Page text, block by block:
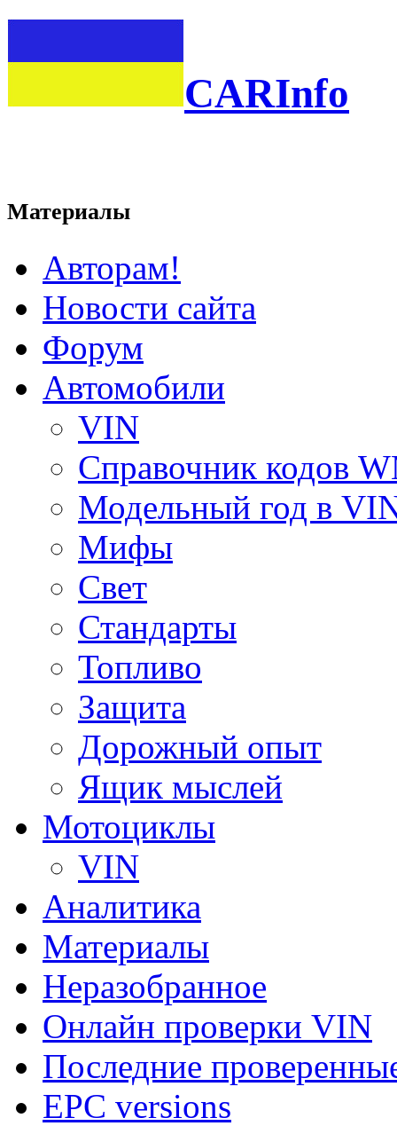
CARInfo
Материалы
Авторам!
Новости сайта
Форум
Автомобили
VIN
Справочник кодов
Модельный год в
Мифы
Свет
Стандарты
Топливо
Защита
Дорожный опыт
Ящик мыслей
Мотоциклы
VIN
Аналитика
Материалы
Неразобранное
Онлайн проверки VIN
Последние
EPC versions